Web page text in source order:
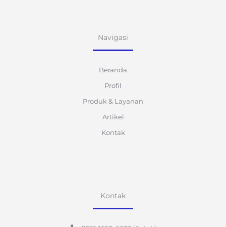
Navigasi
Beranda
Profil
Produk & Layanan
Artikel
Kontak
Kontak